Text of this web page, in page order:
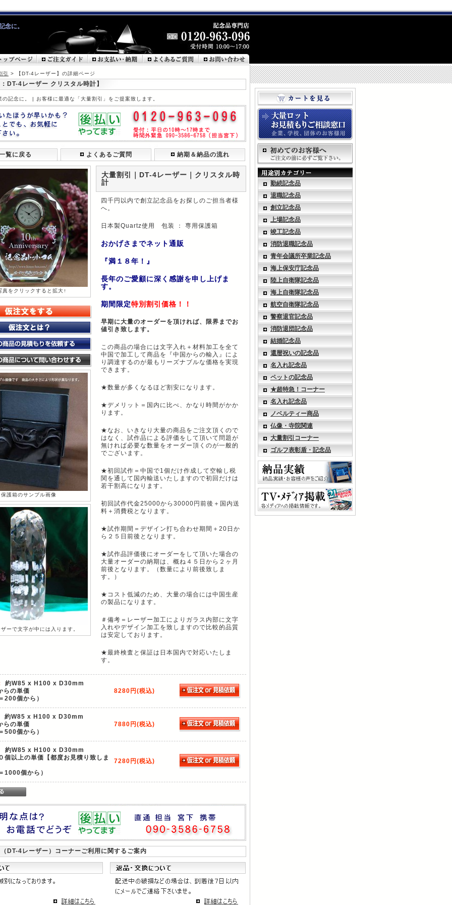
念に。
引 > 【DT-4レーザー】の詳細ページ
DT-4レーザー クリスタル時計】
記念に。 | お客様に最適な「大量割引」をご提案致します。
覧に戻る よくあるご質問 納期＆納品の流れ
をクリックすると拡大↑
保護箱のサンプル画像
ーで文字が中には入ります。
大量割引｜DT-4レーザー｜クリスタル時
計
四千円以内で創立記念品をお探しのご担当者様
へ。
日本製Quartz使用 包装 ： 専用保護箱
おかげさまでネット通販
『満１８年！』
長年のご愛顧に深く感謝を申し上げま
す。
期間限定特別割引価格！！
早期に大量のオーダーを頂ければ、限界までお
値引き致します。
この商品の場合には文字入れ＋材料加工を全て
中国で加工して商品を『中国からの輸入』によ
り調達するのが最もリーズナブルな価格を実現
できます。
★数量が多くなるほど割安になります。
★デメリット＝国内に比べ、かなり時間がかか
ります。
★なお、いきなり大量の商品をご注文頂くので
はなく、試作品による評価をして頂いて問題が
無ければ必要な数量をオーダー頂くのが一般的
でございます。
★初回試作＝中国で1個だけ作成して空輸し税
関を通して国内輸送いたしますので初回だけは
若干割高になります。
初回試作代金25000から30000円前後＋国内送
料＋消費税となります。
★試作期間＝デザイン打ち合わせ期間＋20日か
ら２５日前後となります。
★試作品評価後にオーダーをして頂いた場合の
大量オーダーの納期は、概ね４５日から２ヶ月
前後となります。（数量により前後致しま
す。）
★コスト低減のため、大量の場合には中国生産
の製品になります。
＃備考＝レーザー加工によりガラス内部に文字
入れやデザイン加工を致しますので比較的品質
は安定しております。
★最終検査と保証は日本国内で対応いたしま
す。
約W85 x H100 x D30mm
の単価
200個から）
8280円(税込)
約W85 x H100 x D30mm
の単価
500個から）
7880円(税込)
約W85 x H100 x D30mm
個以上の単価【都度お見積り致しま
1000個から）
7280円(税込)
DT-4レーザー） コーナーご利用に関するご案内
勤続記念品
退職記念品
創立記念品
上場記念品
竣工記念品
消防退職記念品
青年会議所卒業記念品
海上保安庁記念品
陸上自衛隊記念品
海上自衛隊記念品
航空自衛隊記念品
警察退官記念品
消防退団記念品
結婚記念品
還暦祝いの記念品
名入れ記念品
ペットの記念品
★超特急！コーナー
名入れ記念品
ノベルティー商品
仏像・寺院関連
大量割引コーナー
ゴルフ表彰盾・記念品